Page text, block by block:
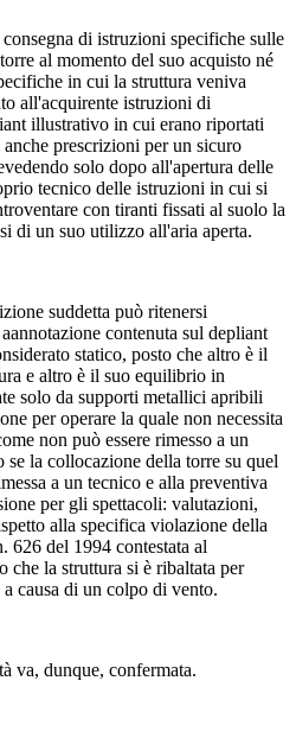
di istruzioni specifiche sulle
al momento del suo acquisto né
in cui la struttura veniva
all'acquirente istruzioni di
illustrativo in cui erano riportati
prescrizioni per un sicuro
solo dopo all'apertura delle
tecnico delle istruzioni in cui si
con tiranti fissati al suolo la
di un suo utilizzo all'aria aperta.
suddetta può ritenersi
contenuta sul depliant
statico, posto che altro è il
e altro è il suo equilibrio in
solo da supporti metallici apribili
per operare la quale non necessita
non può essere rimesso a un
se la collocazione della torre su quel
a un tecnico e alla preventiva
per gli spettacoli: valutazioni,
alla specifica violazione della
del 1994 contestata al
che la struttura si è ribaltata per
causa di un colpo di vento.
va, dunque, confermata.